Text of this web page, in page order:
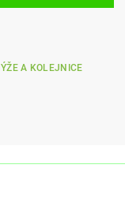
A KOLEJNICE